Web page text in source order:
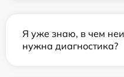
Я уже знаю, в чем
нужна диагностика?